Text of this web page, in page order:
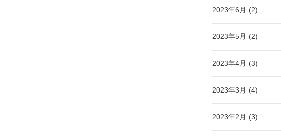
2023年6月 (2)
2023年5月 (2)
2023年4月 (3)
2023年3月 (4)
2023年2月 (3)